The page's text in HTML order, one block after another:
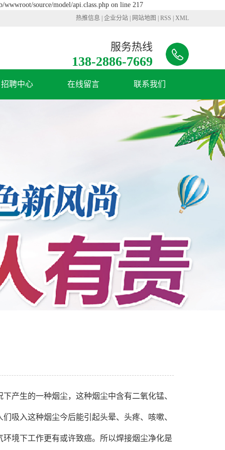
wwwroot/source/model/api.class.php on line 217
热推信息 企业分站 网站地图 RSS XML
服务热线
138-2886-7669
招聘中心 在线留言 联系我们
产生的一种烟尘，这种烟尘中含有二氧化锰、
吸入这种烟尘今后能引起头晕、头疼、咳嗽、
境下工作更有或许致癌。所以焊接烟尘净化是